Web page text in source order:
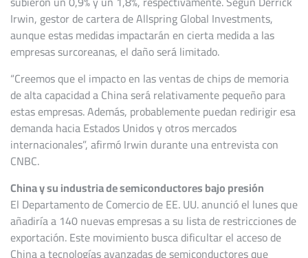
Irwin, gestor de cartera de Allspring Global Investments,
aunque estas medidas impactarán en cierta medida a las
empresas surcoreanas, el daño será limitado.
“Creemos que el impacto en las ventas de chips de memoria
de alta capacidad a China será relativamente pequeño para
estas empresas. Además, probablemente puedan redirigir esa
demanda hacia Estados Unidos y otros mercados
internacionales”, afirmó Irwin durante una entrevista con
CNBC.
China y su industria de semiconductores bajo presión
El Departamento de Comercio de EE. UU. anunció el lunes que
añadiría a 140 nuevas empresas a su lista de restricciones de
exportación. Este movimiento busca dificultar el acceso de
China a tecnologías avanzadas de semiconductores que